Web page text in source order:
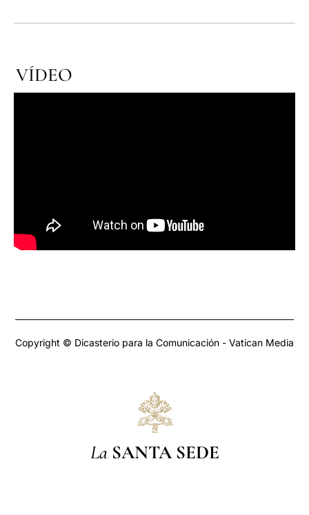
VÍDEO
Copyright © Dicasterio para la Comunicación - Vatican Media
La SANTA SEDE